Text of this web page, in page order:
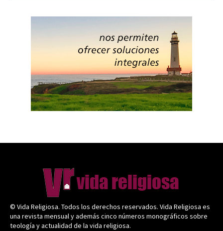
© Vida Religiosa. Todos los derechos reservados. Vida Religiosa es
una revista mensual y además cinco números monográficos sobre
teología y actualidad de la vida religiosa.